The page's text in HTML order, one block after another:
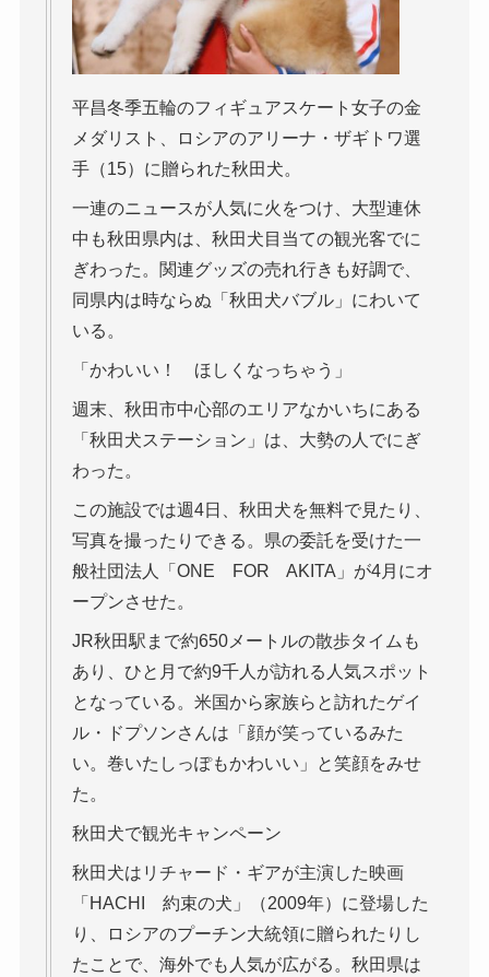
平昌冬季五輪のフィギュアスケート女子の金
メダリスト、ロシアのアリーナ・ザギトワ選
手（15）に贈られた秋田犬。
一連のニュースが人気に火をつけ、大型連休
中も秋田県内は、秋田犬目当ての観光客でに
ぎわった。関連グッズの売れ行きも好調で、
同県内は時ならぬ「秋田犬バブル」にわいて
いる。
「かわいい！ ほしくなっちゃう」
週末、秋田市中心部のエリアなかいちにある
「秋田犬ステーション」は、大勢の人でにぎ
わった。
この施設では週4日、秋田犬を無料で見たり、
写真を撮ったりできる。県の委託を受けた一
般社団法人「ONE FOR AKITA」が4月にオ
ープンさせた。
JR秋田駅まで約650メートルの散歩タイムも
あり、ひと月で約9千人が訪れる人気スポット
となっている。米国から家族らと訪れたゲイ
ル・ドプソンさんは「顔が笑っているみた
い。巻いたしっぽもかわいい」と笑顔をみせ
た。
秋田犬で観光キャンペーン
秋田犬はリチャード・ギアが主演した映画
「HACHI 約束の犬」（2009年）に登場した
り、ロシアのプーチン大統領に贈られたりし
たことで、海外でも人気が広がる。秋田県は